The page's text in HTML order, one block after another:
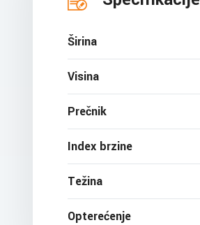
Širina
Visina
Prečnik
Index brzine
Težina
Opterećenje